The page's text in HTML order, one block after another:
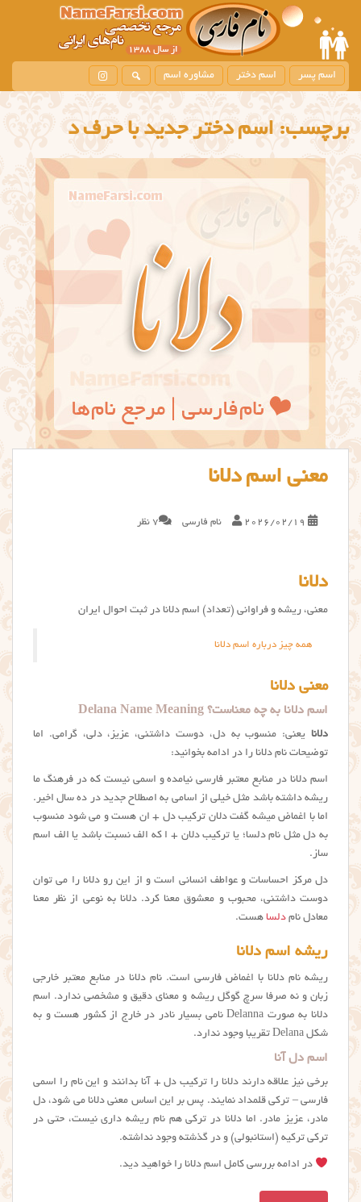
m
i
c
n
t
اسم پسر اسم دختر مشاوره اسم
برچسب:اسم دختر جدید با حرف د
معنی اسم دلانا
2026/02/19 نام فارسی 7 نظر
دلانا
معنی، ریشه و فراوانی (تعداد) اسم دلانا در ثبت احوال ایران
همه چیز درباره اسم دلانا
معنی دلانا
اسم دلانا به چه معناست؟ Delana Name Meaning
دلانا یعنی: منسوب به دل، دوست داشتنی، عزیز، دلی، گرامی. اما
توضیحات نام دلانا را در ادامه بخوانید:
اسم دلانا در منابع معتبر فارسی نیامده و اسمی نیست که در فرهنگ ما
ریشه داشته باشد مثل خیلی از اسامی به اصطلاح جدید در ده سال اخیر.
اما با اغماض میشه گفت دلان ترکیب دل + ان هست و می شود منسوب
به دل مثل نام دلسا؛ یا ترکیب دلان + ا که الف نسبت باشد یا الف اسم
ساز.
دل مرکز احساسات و عواطف انسانی است و از این رو دلانا را می توان
دوست داشتنی، محبوب و معشوق معنا کرد. دلانا به نوعی از نظر معنا
معادل نام دلسا هست.
ریشه اسم دلانا
ریشه نام دلانا با اغماض فارسی است. نام دلانا در منابع معتبر خارجی
زبان و نه صرفا سرچ گوگل ریشه و معنای دقیق و مشخصی ندارد. اسم
دلانا به صورت Delanna نامی بسیار نادر در خارج از کشور هست و به
شکل Delana تقریبا وجود ندارد.
اسم دل آنا
برخی نیز علاقه دارند دلانا را ترکیب دل + آنا بدانند و این نام را اسمی
فارسی – ترکی قلمداد نمایند. پس بر این اساس معنی دلانا می شود، دل
مادر، عزیز مادر. اما دلانا در ترکی هم نام ریشه داری نیست، حتی در
ترکی ترکیه (استانبولی) و در گذشته وجود نداشته.
در ادامه بررسی کامل اسم دلانا را خواهید دید.